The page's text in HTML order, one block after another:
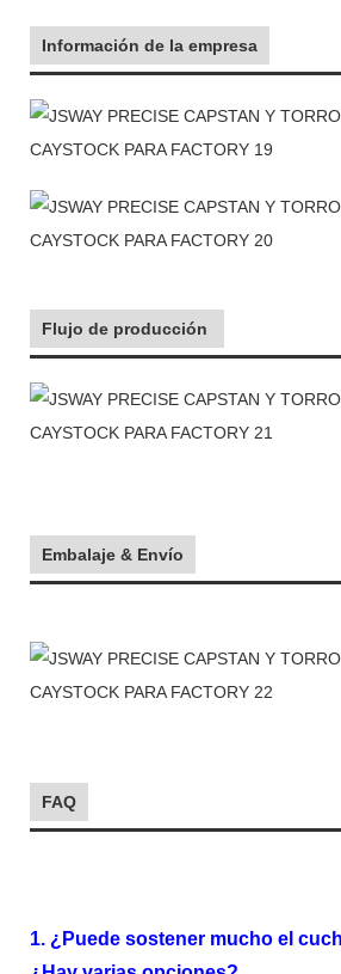
Información de la empresa
Flujo de producción
Embalaje & Envío
FAQ
1. ¿Puede sostener mucho el